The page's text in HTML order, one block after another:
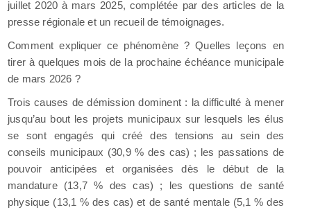
juillet 2020 à mars 2025, complétée par des articles de la
presse régionale et un recueil de témoignages.
Comment expliquer ce phénomène ? Quelles leçons en
tirer à quelques mois de la prochaine échéance municipale
de mars 2026 ?
Trois causes de démission dominent : la difficulté à mener
jusqu’au bout les projets municipaux sur lesquels les élus
se sont engagés qui créé des tensions au sein des
conseils municipaux (30,9 % des cas) ; les passations de
pouvoir anticipées et organisées dès le début de la
mandature (13,7 % des cas) ; les questions de santé
physique (13,1 % des cas) et de santé mentale (5,1 % des